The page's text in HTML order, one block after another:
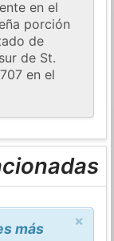
en el
porción
de
de St.
en el
×
más